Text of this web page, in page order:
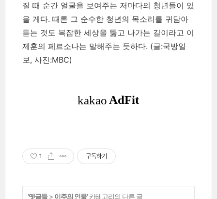
질 때 순간 얼굴을 보여주는 저마다의 청년들이 있
을 게다. 때론 그 순수한 청년의 목소리를 귀담아
듣는 것도 복잡한 세상을 뚫고 나가는 길이라고 이
제훈의 페르소나는 말해주는 듯하다. (글:국방일
보, 사진:MBC)
1 구독하기
'옛글들> 이주의 인물' 카테고리의 다른 글